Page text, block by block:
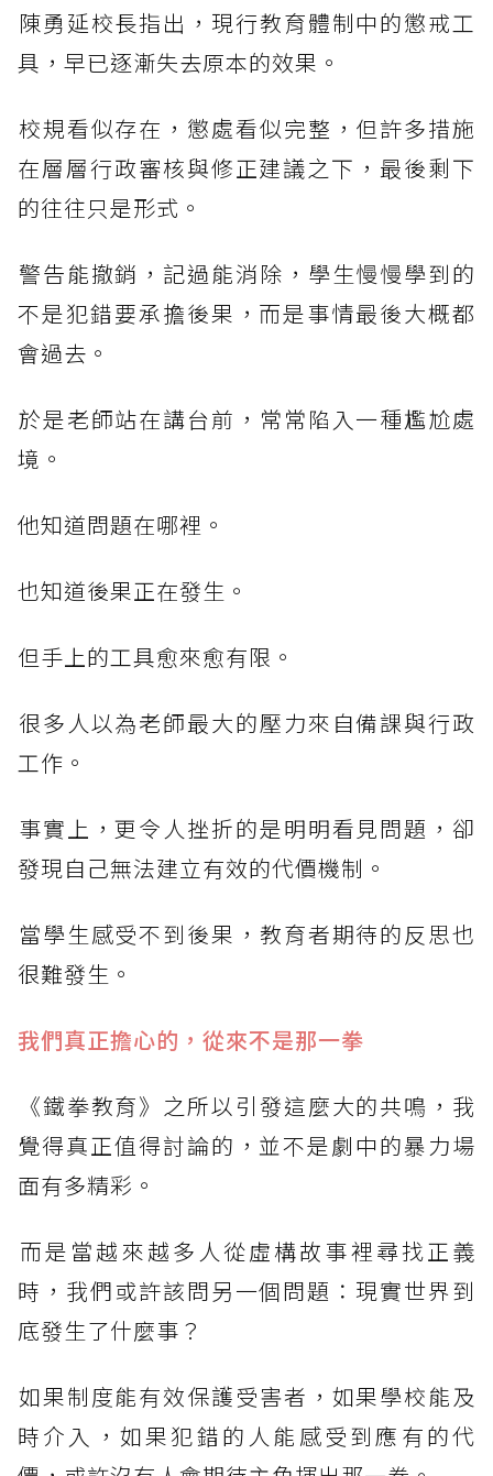
​陳勇延校長指出，現行教育體制中的懲戒工
具，早已逐漸失去原本的效果。
​校規看似存在，懲處看似完整，但許多措施
在層層行政審核與修正建議之下，最後剩下
的往往只是形式。
​警告能撤銷，記過能消除，學生慢慢學到的
不是犯錯要承擔後果，而是事情最後大概都
會過去。
​於是老師站在講台前，常常陷入一種尷尬處
境。
​他知道問題在哪裡。
也知道後果正在發生。
​但手上的工具愈來愈有限。
​很多人以為老師最大的壓力來自備課與行政
工作。
​事實上，更令人挫折的是明明看見問題，卻
發現自己無法建立有效的代價機制。
​當學生感受不到後果，教育者期待的反思也
很難發生。
我們真正擔心的，從來不是那一拳
​《鐵拳教育》之所以引發這麼大的共鳴，我
覺得真正值得討論的，並不是劇中的暴力場
面有多精彩。
​而是當越來越多人從虛構故事裡尋找正義
時，我們或許該問另一個問題：現實世界到
底發生了什麼事？
​如果制度能有效保護受害者，如果學校能及
時介入，如果犯錯的人能感受到應有的代